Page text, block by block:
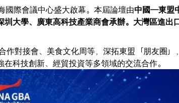
國際會議中心盛大啟幕。本屆論壇由中國—東盟
大學、廣東高科技產業商會承辦。 大灣區進出
作對接會、美食文化周等，深拓東盟「朋友圈」
科技創新、經貿投資等多領域的交流合作。